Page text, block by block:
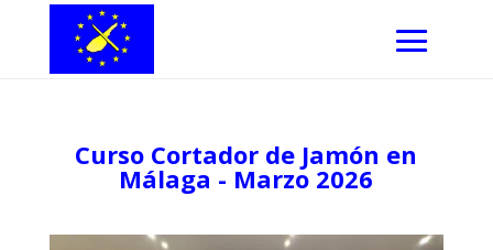
Curso Cortador de Jamón en
Málaga - Marzo 2026